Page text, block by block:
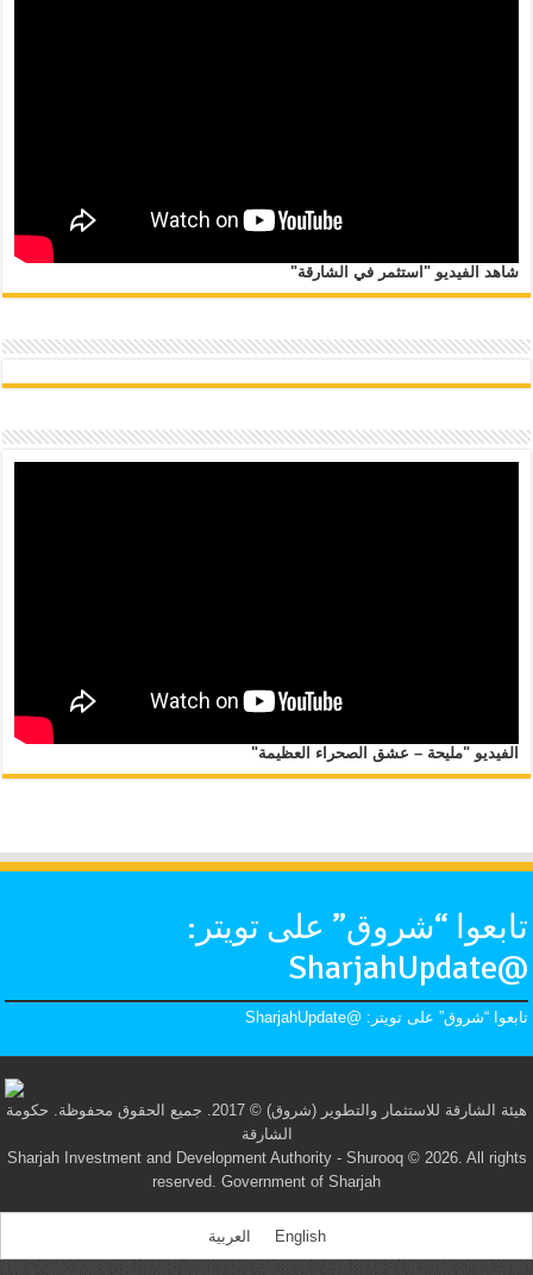
شاهد الفيديو "استثمر في الشارقة"
الفيديو "مليحة – عشق الصحراء العظيمة"
تابعوا “شروق” على تويتر:
@SharjahUpdate
تابعوا “شروق” على تويتر: @SharjahUpdate
هيئة الشارقة للاستثمار والتطوير (شروق) © 2017. جميع الحقوق محفوظة. حكومة
الشارقة
Sharjah Investment and Development Authority - Shurooq © 2026. All rights
reserved. Government of Sharjah
English العربية